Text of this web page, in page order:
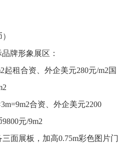
牌形象展区：
租合资、外企美元280元/m2国
合资、外企美元2200
元/9m2
展板，加高0.75m彩色图片门